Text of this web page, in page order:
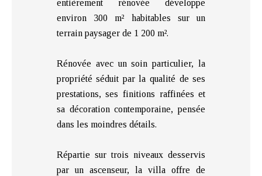
entièrement rénovée développe
environ 300 m² habitables sur un
terrain paysager de 1 200 m².
Rénovée avec un soin particulier, la
propriété séduit par la qualité de ses
prestations, ses finitions raffinées et
sa décoration contemporaine, pensée
dans les moindres détails.
Répartie sur trois niveaux desservis
par un ascenseur, la villa offre de